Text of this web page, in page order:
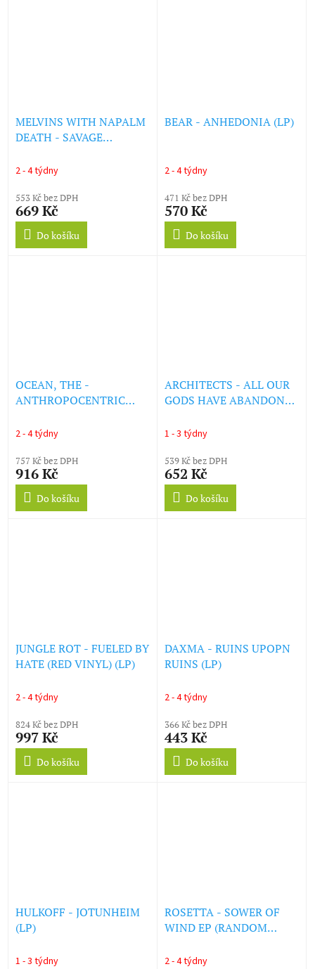
MELVINS WITH NAPALM
DEATH - SAVAGE
MARCH (LP)
2 - 4 týdny
553 Kč bez DPH
669 Kč
Do košíku
BEAR - ANHEDONIA (LP)
2 - 4 týdny
471 Kč bez DPH
570 Kč
Do košíku
OCEAN, THE -
ANTHROPOCENTRIC
2 - 4 týdny
757 Kč bez DPH
916 Kč
Do košíku
ARCHITECTS - ALL OUR
GODS HAVE ABANDONED
(LP)
1 - 3 týdny
539 Kč bez DPH
652 Kč
Do košíku
JUNGLE ROT - FUELED BY
HATE (RED VINYL) (LP)
2 - 4 týdny
824 Kč bez DPH
997 Kč
Do košíku
DAXMA - RUINS UPOPN
RUINS (LP)
2 - 4 týdny
366 Kč bez DPH
443 Kč
Do košíku
HULKOFF - JOTUNHEIM
(LP)
1 - 3 týdny
ROSETTA - SOWER OF
WIND EP (RANDOM
2 - 4 týdny